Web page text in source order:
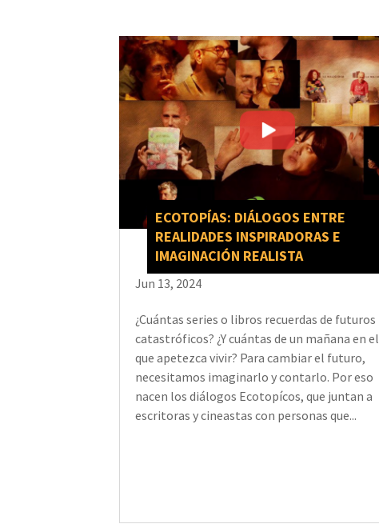
ECOTOPÍAS: DIÁLOGOS ENTRE
REALIDADES INSPIRADORAS E
IMAGINACIÓN REALISTA
Jun 13, 2024
¿Cuántas series o libros recuerdas de futuros
catastróficos? ¿Y cuántas de un mañana en el
que apetezca vivir? Para cambiar el futuro,
necesitamos imaginarlo y contarlo. Por eso
nacen los diálogos Ecotopícos, que juntan a
escritoras y cineastas con personas que...